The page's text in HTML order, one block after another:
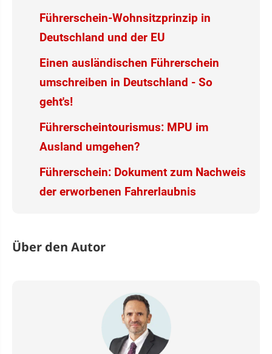
Führerschein-Wohnsitzprinzip in
Deutschland und der EU
Einen ausländischen Führerschein
umschreiben in Deutschland - So
geht's!
Führerscheintourismus: MPU im
Ausland umgehen?
Führerschein: Dokument zum Nachweis
der erworbenen Fahrerlaubnis
Über den Autor